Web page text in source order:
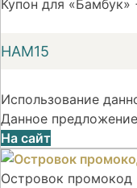
Купон для
НАМ15
Использование
Данное
На сайт
Островок промокод